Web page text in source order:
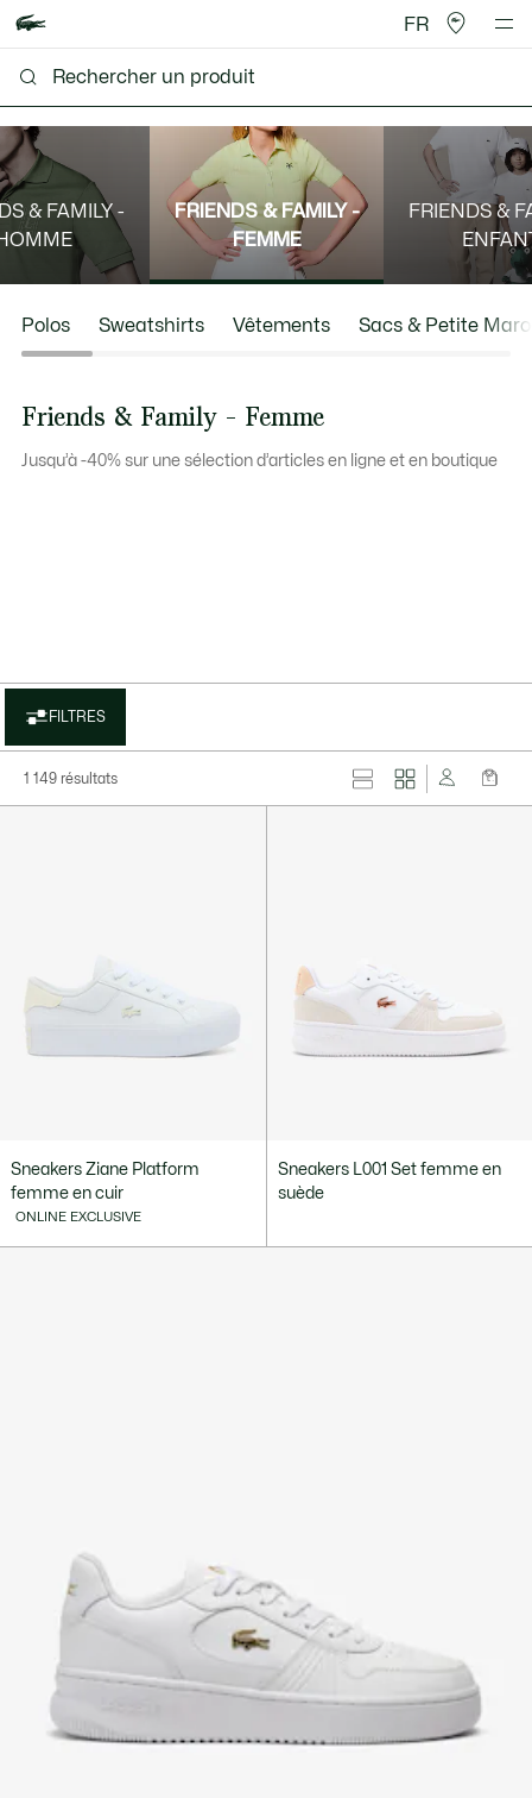
FR
& FAMILY -
FRIENDS & FAMILY -
FEMME
FRIENDS &
Polos Sweatshirts Vêtements Sacs & Petite
Friends & Family - Femme
Jusqu’à -40% sur une sélection d’articles en ligne et en boutique
FILTRES
1 149 résultats
Sneakers Ziane Platform
femme en cuir
ONLINE EXCLUSIVE
Sneakers L001 Set femme en
suède